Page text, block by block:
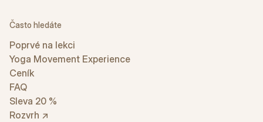
Často hledáte
Poprvé na lekci
Yoga Movement Experience
Ceník
FAQ
Sleva 20 %
Rozvrh ↗